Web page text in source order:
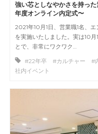
強い芯としなやかさを持っ
年度オンライン内定式〜
2021年10月1日、営業職1名、
を実施いたしました。実は10
とで、非常にワクワク…
#22年卒 #カルチャー
社内イベント